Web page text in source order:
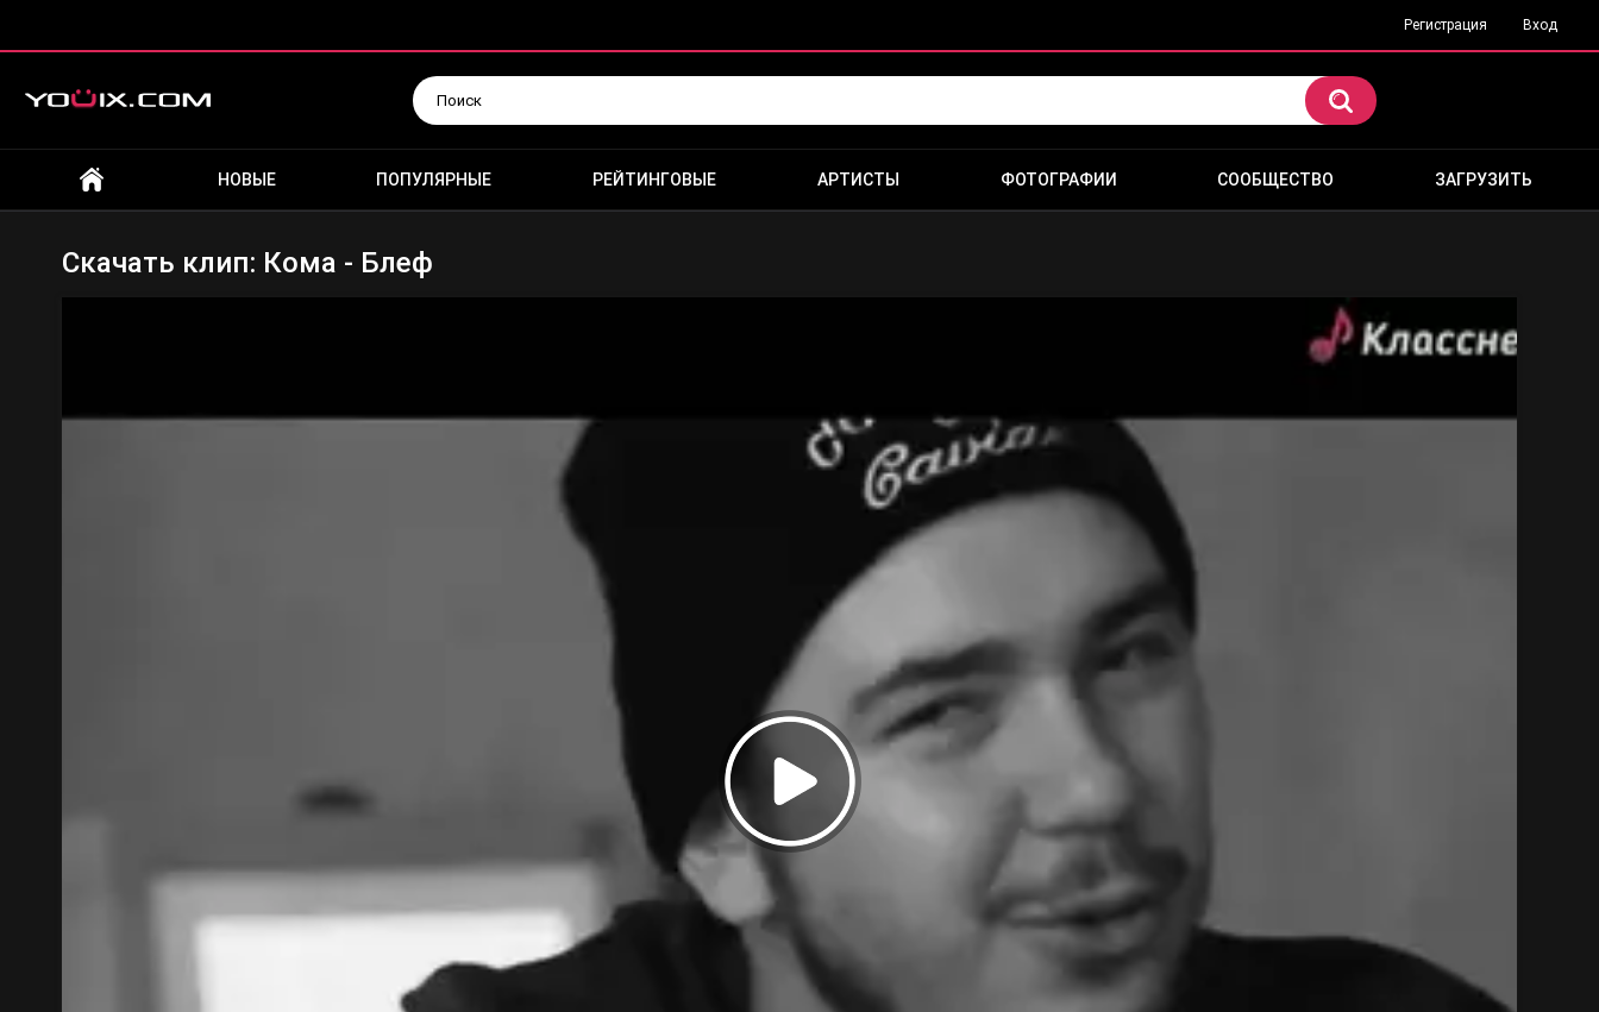
Регистрация Вход
НОВЫЕ ПОПУЛЯРНЫЕ РЕЙТИНГОВЫЕ АРТИСТЫ ФОТОГРАФИИ СООБЩЕСТВО ЗАГРУЗИТЬ
Скачать клип: Кома - Блеф